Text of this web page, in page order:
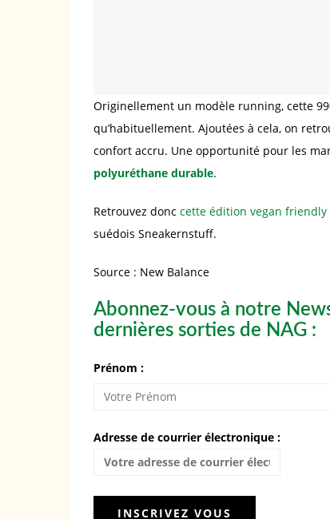
Originellement un modèle running, cette
qu’habituellement. Ajoutées à cela, on
confort accru. Une opportunité pour les
polyuréthane durable.
Retrouvez donc cette édition vegan friendly
suédois Sneakernstuff.
Source : New Balance
Abonnez-vous à notre
dernières sorties de NAG :
Prénom :
Adresse de courrier électronique :